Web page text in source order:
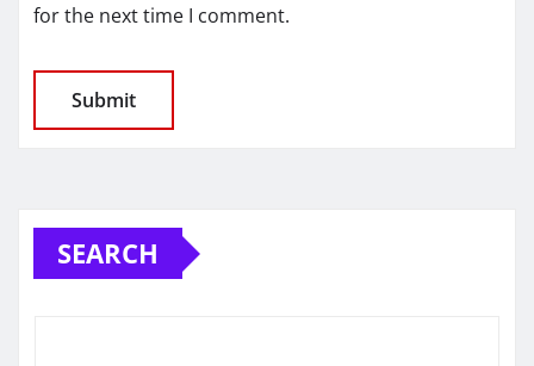
for the next time I comment.
SEARCH